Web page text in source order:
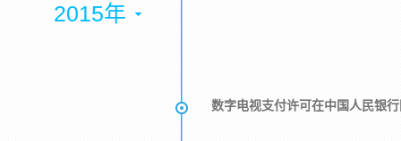
2015年
数字电视支付许可在中国人民银